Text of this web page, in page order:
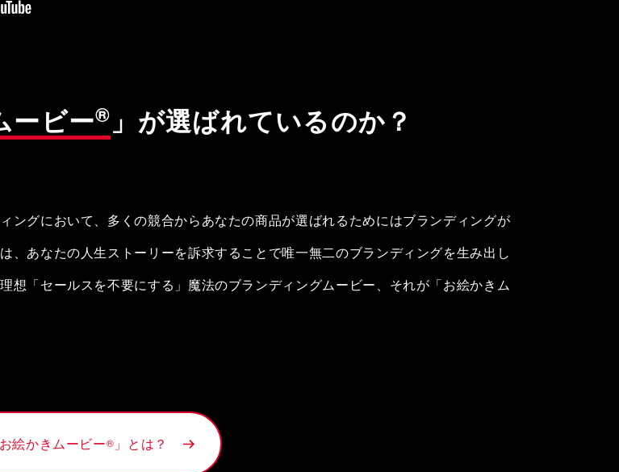
ービー® 」が選ばれているのか？
ングにおいて、多くの競合からあなたの商品が選ばれるためにはブランディングが
、あなたの人生ストーリーを訴求することで唯一無二のブランディングを生み出し
想「セールスを不要にする」魔法のブランディングムービー、それが「お絵かきム
お絵かきムービー® 」とは？